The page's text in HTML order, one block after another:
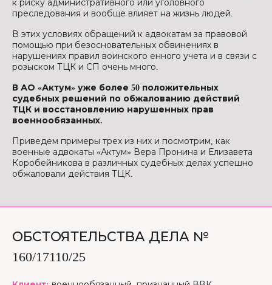
к риску административного или уголовного
преследования и вообще влияет на жизнь людей.
В этих условиях обращений к адвокатам за правовой
помощью при безосновательных обвинениях в
нарушениях правил воинского енного учета и в связи с
розыском ТЦК и СП очень много.
В АО «Актум» уже более 50 положительных
судебных решений по обжалованию действий
ТЦК и восстановлению нарушенных прав
военнообязанных.
Приведем примеры трех из них и посмотрим, как
военные адвокаты «Актум» Вера Пронина и Елизавета
Коробейникова в различных судебных делах успешно
обжаловали действия ТЦК.
ОБСТОЯТЕЛЬСТВА ДЕЛА №
160/17110/25